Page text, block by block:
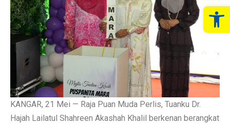
KANGAR, 21 Mei — Raja Puan Muda Perlis, Tuanku Dr.
Hajah Lailatul Shahreen Akashah Khalil berkenan berangkat